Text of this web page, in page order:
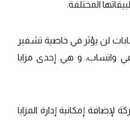
المختلفة.
لن يؤثر في خاصية تشفير
واتساب، و هي إحدى مزايا
إمكانية إدارة المزايا